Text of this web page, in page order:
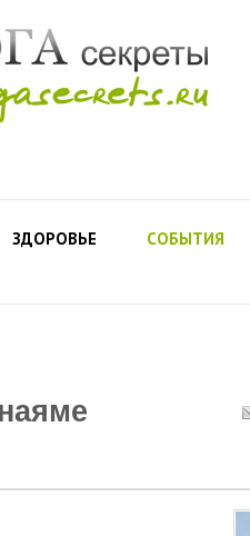
ЗДОРОВЬЕ
СОБЫТИЯ